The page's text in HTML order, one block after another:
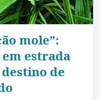
mole”:
estrada
de